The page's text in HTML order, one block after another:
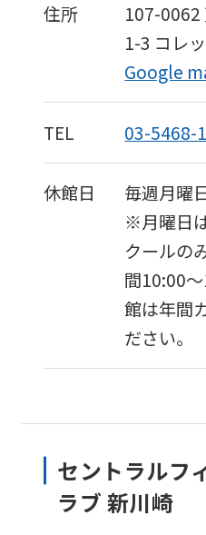
住所 107-0062
1-3 コレ
Google
TEL 03-5468-
休館日
毎週月曜
※月曜日
クールの
間10:00
館は年間
ださい。
セントラルフ
ラブ 新川崎